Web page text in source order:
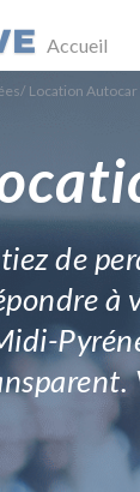
Accueil
/ Location Autocar
de
à